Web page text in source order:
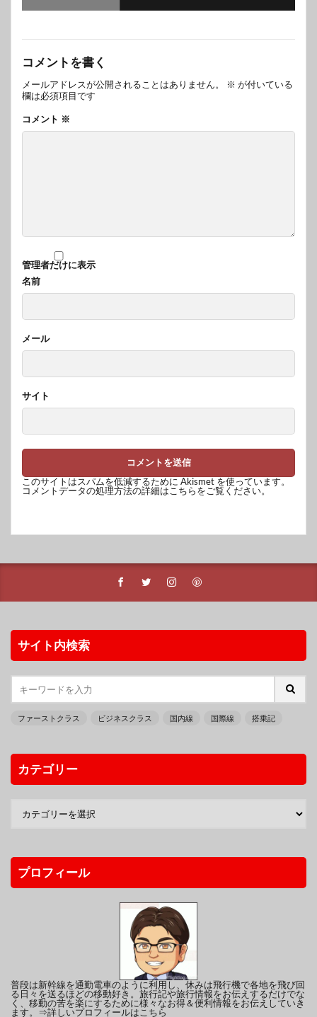
コメントを書く
メールアドレスが公開されることはありません。 ※ が付いている
欄は必須項目です
コメント ※
管理者だけに表示
名前
メール
サイト
このサイトはスパムを低減するために Akismet を使っています。
コメントデータの処理方法の詳細はこちらをご覧ください。
サイト内検索
ファーストクラス ビジネスクラス 国内線 国際線 搭乗記
カテゴリー
プロフィール
普段は新幹線を通勤電車のように利用し、休みは飛行機で各地を飛び回
る日々を送るほどの移動好き。旅行記や旅行情報をお伝えするだけでな
く、移動の苦を楽にするために様々なお得＆便利情報をお伝えしていき
ます。 ⇒詳しいプロフィールはこちら